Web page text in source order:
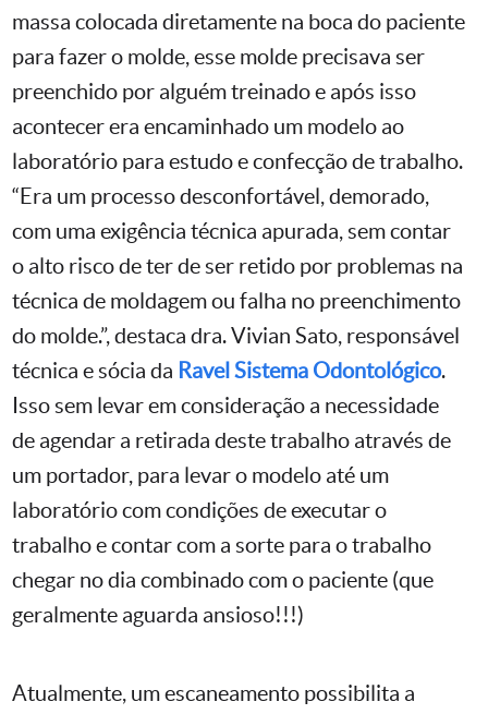
massa colocada diretamente na boca do paciente
para fazer o molde, esse molde precisava ser
preenchido por alguém treinado e após isso
acontecer era encaminhado um modelo ao
laboratório para estudo e confecção de trabalho.
“Era um processo desconfortável, demorado,
com uma exigência técnica apurada, sem contar
o alto risco de ter de ser retido por problemas na
técnica de moldagem ou falha no preenchimento
do molde.”, destaca dra. Vivian Sato, responsável
técnica e sócia da Ravel Sistema Odontológico.
Isso sem levar em consideração a necessidade
de agendar a retirada deste trabalho através de
um portador, para levar o modelo até um
laboratório com condições de executar o
trabalho e contar com a sorte para o trabalho
chegar no dia combinado com o paciente (que
geralmente aguarda ansioso!!!)
Atualmente, um escaneamento possibilita a